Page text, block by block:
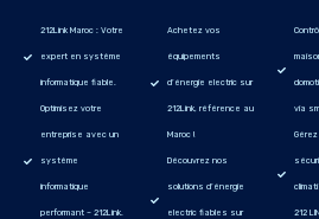
212Link Maroc : Votre
expert en système
informatique fiable.
Optimisez votre
entreprise avec un
système
informatique
performant – 212Link.
Achetez vos
équipements
d’énergie electric sur
212Link, référence au
Maroc !
Découvrez nos
solutions d’énergie
electric fiables sur
via
Gérez
212